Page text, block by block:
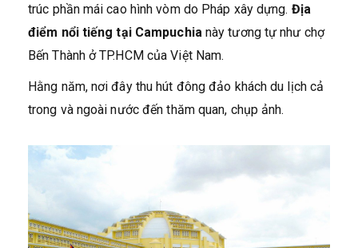
trúc phần mái cao hình vòm do Pháp xây dựng. Địa
điểm nổi tiếng tại Campuchia này tương tự như chợ
Bến Thành ở TP.HCM của Việt Nam.
Hằng năm, nơi đây thu hút đông đảo khách du lịch cả
trong và ngoài nước đến thăm quan, chụp ảnh.